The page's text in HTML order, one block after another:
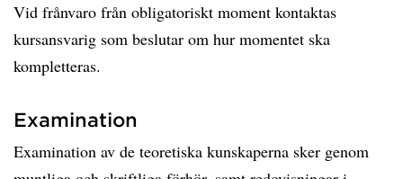
Vid frånvaro från obligatoriskt moment kontaktas
kursansvarig som beslutar om hur momentet ska
kompletteras.
Examination
Examination av de teoretiska kunskaperna sker genom